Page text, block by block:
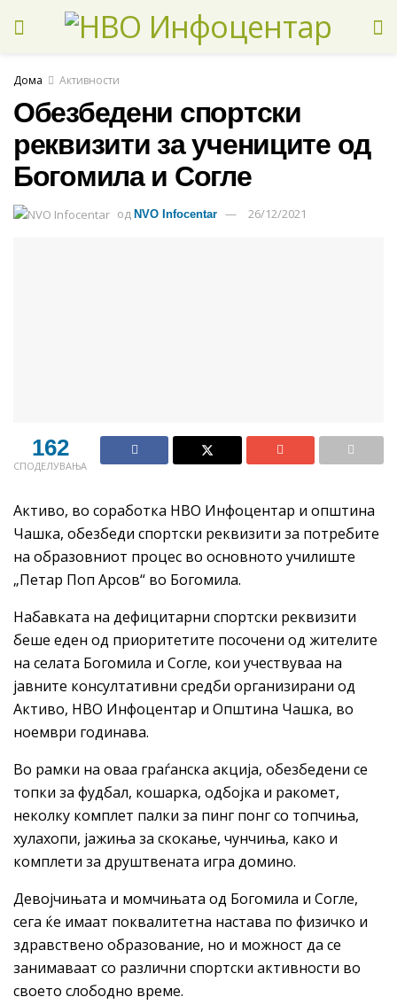
Дома Активности
Обезбедени спортски
реквизити за учениците од
Богомила и Согле
од NVO Infocentar 26/12/2021
162
СПОДЕЛУВАЊА
Активо, во соработка НВО Инфоцентар и општина
Чашка, обезбеди спортски реквизити за потребите
на образовниот процес во основното училиште
„Петар Поп Арсов“ во Богомила.
Набавката на дефицитарни спортски реквизити
беше еден од приоритетите посочени од жителите
на селата Богомила и Согле, кои учествуваа на
јавните консултативни средби организирани од
Активо, НВО Инфоцентар и Општина Чашка, во
ноември годинава.
Во рамки на оваа граѓанска акција, обезбедени се
топки за фудбал, кошарка, одбојка и ракомет,
неколку комплет палки за пинг понг со топчиња,
хулахопи, јажиња за скокање, чунчиња, како и
комплети за друштвената игра домино.
Девојчињата и момчињата од Богомила и Согле,
сега ќе имаат поквалитетна настава по физичко и
здравствено образование, но и можност да се
занимаваат со различни спортски активности во
своето слободно време.